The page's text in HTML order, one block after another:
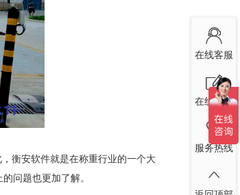
衡安软件就是在称重行业的一个大
问题也更加了解。
在线客服
在线留言
服务热线